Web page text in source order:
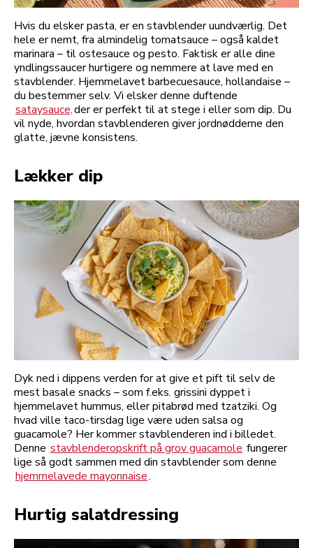
Hvis du elsker pasta, er en stavblender uundværlig. Det
hele er nemt, fra almindelig tomatsauce – også kaldet
marinara – til ostesauce og pesto. Faktisk er alle dine
yndlingssaucer hurtigere og nemmere at lave med en
stavblender. Hjemmelavet barbecuesauce, hollandaise –
du bestemmer selv. Vi elsker denne duftende
sataysauce,der er perfekt til at stege i eller som dip. Du
vil nyde, hvordan stavblenderen giver jordnødderne den
glatte, jævne konsistens.
Lækker dip
Dyk ned i dippens verden for at give et pift til selv de
mest basale snacks – som f.eks. grissini dyppet i
hjemmelavet hummus, eller pitabrød med tzatziki. Og
hvad ville taco-tirsdag lige være uden salsa og
guacamole? Her kommer stavblenderen ind i billedet.
Denne stavblenderopskrift på grov guacamole fungerer
lige så godt sammen med din stavblender som denne
hjemmelavede mayonnaise.
Hurtig salatdressing